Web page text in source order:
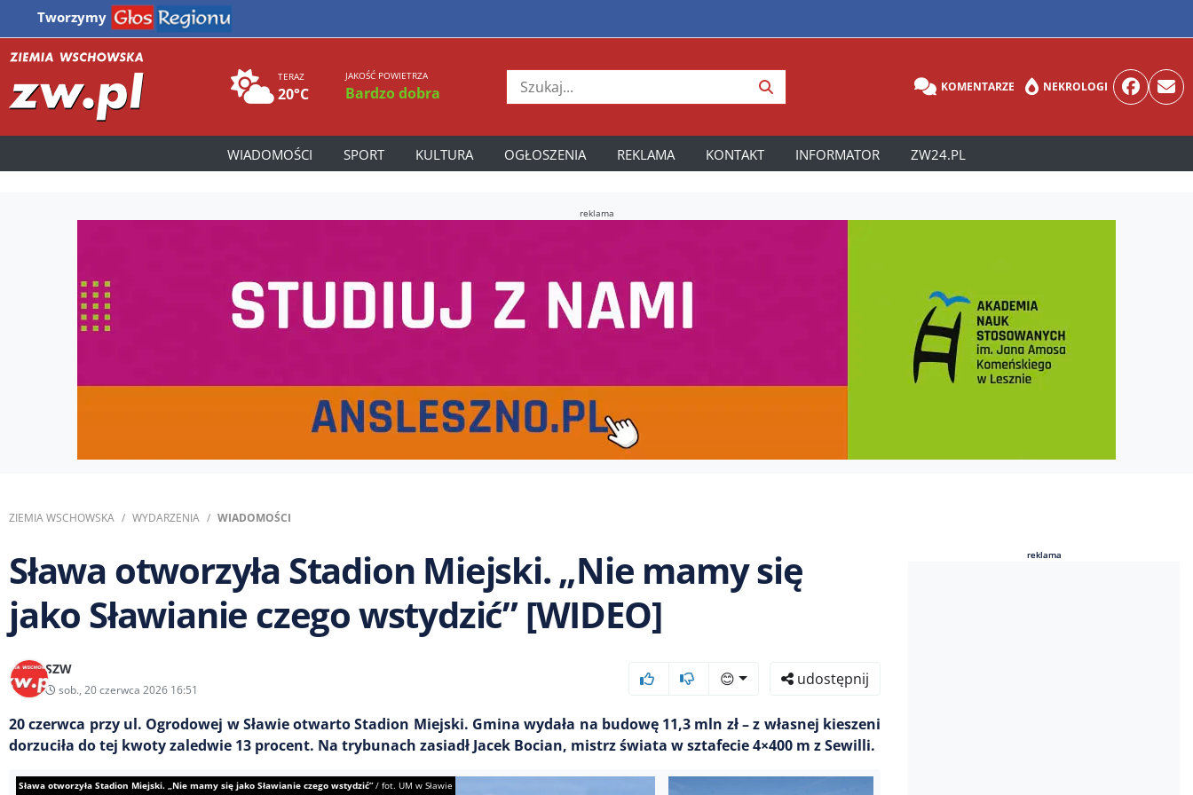
Tworzymy
TERAZ
20°C
JAKOŚĆ POWIETRZA
Bardzo dobra KOMENTARZE NEKROLOGI
WIADOMOŚCI SPORT KULTURA OGŁOSZENIA REKLAMA KONTAKT INFORMATOR ZW24.PL
reklama
ZIEMIA WSCHOWSKA WYDARZENIA WIADOMOŚCI
Sława otworzyła Stadion Miejski. „Nie mamy się
jako Sławianie czego wstydzić” [WIDEO]
SZW
sob., 20 czerwca 2026 16:51
😊 udostępnij
20 czerwca przy ul. Ogrodowej w Sławie otwarto Stadion Miejski. Gmina wydała na budowę 11,3 mln zł – z własnej kieszeni
dorzuciła do tej kwoty zaledwie 13 procent. Na trybunach zasiadł Jacek Bocian, mistrz świata w sztafecie 4×400 m z Sewilli.
Sława otworzyła Stadion Miejski. „Nie mamy się jako Sławianie czego wstydzić”/ fot. UM w Sławie
reklama
reklama